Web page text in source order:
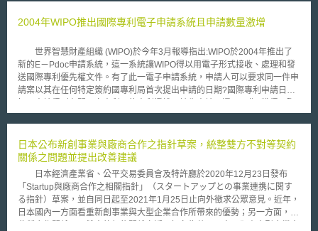
第79、上海第81名等。 報告中智慧城市五大評比關鍵標準分別為：健
（activities）、機會（opportunities）和政府治理（governance）。每個
標準又可區分為「結構面」（Structures）和「科技面」（Technologies）
各20個細項評比，前者包含如城市基礎衛生、空氣汙染、醫療設備充足程
度、交通擁塞度、綠地空間、文化活動、就業率以及居民和政府機關的互動
度等；而後者則包含免費公共WIFI普及度、電子設施使用便利度（例如以空
等）、大眾運輸動態資訊及其他電子化服務等。 今年評比的重點之
市的發展對傳染病有重要防禦作用，排名較前段的城市相對能以科技應對災
難型傳染病。此外，報告中認為若政府可以行使更多公權力，將可以藉由管
理科技為城市居民帶來更多便利生活。從報告整體排名變化中看出「低度發
展」城市比先進城市更容易取得大幅度進步，以及世界各國發展「第二城
市」的趨勢，例如西班牙畢爾包的排名（24名）較馬德里（45名）佳，英
國伯明翰今（2020）年排名較2019年進步12名，而倫敦僅進步5名次。
我國臺北市綜合評比排名第8，在亞太地區高居第2，僅次於新加坡。其
2004年WIPO推出國際專利電子申請系統且申請數量激增
世界智慧財產組織 (WIPO)於今年3月報導指出:WIPO於2004年推出了
新的E－Pdoc申請系統，這一系統讓WIPO得以用電子形式接收、處理和發
送國際專利優先權文件。有了此一電子申請系統，申請人可以要求同一件申
請案以其在任何特定簽約國專利局首次提出申請的日期?國際專利申請日。
專利有效保護的起始日期。 受到電子申請系統方便性之鼓舞， 2004年
合作條約(PCT)規定所提交申請的數量也創下紀錄，共計12萬多件。其中美
國繼續列在最大用戶榜首，但增長速度最快的是亞洲大陸─即：日本、韓國
和中國大陸。
日本公布新創事業與廠商合作之指針草案，統整雙方不對等契約
關係之問題並提出改善建議
日本經濟產業省、公平交易委員會及特許廳於2020年12月23日發布
「Startup與廠商合作之相關指針」（スタートアップとの事業連携に関す
る指針）草案，並自同日起至2021年1月25日止向外徵求公眾意見。近年，
日本國內一方面看重新創事業與大型企業合作所帶來的優勢；另一方面，在